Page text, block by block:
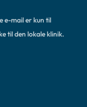
e-mail er kun til
tilden lokale klinik.